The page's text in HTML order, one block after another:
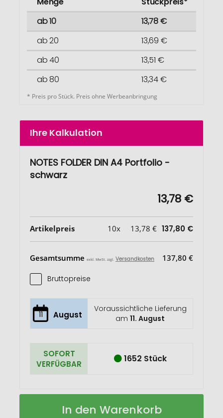
ab 10
13,78 €
ab 20
13,69 €
ab 40
13,51 €
ab 80
13,34 €
* Preis pro Stück. Preis ohne Werbeanbringung
Ihre Kalkulation
NOTES FOLDER DIN A4 Portfolio -
schwarz
13,78 €
Artikelpreis 10x 13,78 € 137,80 €
Gesamtsumme exkl. MwSt. zzgl. Versandkosten 137,80 €
Bruttopreise
11 August
Voraussichtliche Lieferung
am11. August
SOFORT
VERFÜGBAR
1652 Stück
NOTES
Auf
In den Warenkorb